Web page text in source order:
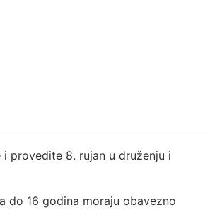
provedite 8. rujan u druženju i
do 16 godina moraju obavezno